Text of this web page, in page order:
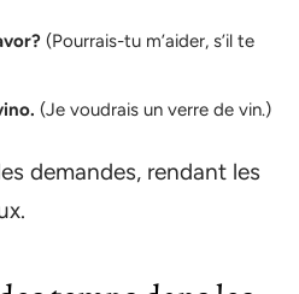
(Pourrais-tu m’aider, s’il te
(Je voudrais un verre de vin.)
demandes, rendant les